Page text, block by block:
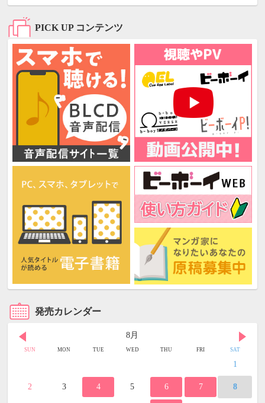
PICK UP コンテンツ
発売カレンダー
8月
SUN MON TUE WED THU FRI SAT
1
2 3 4 5 6 7 8